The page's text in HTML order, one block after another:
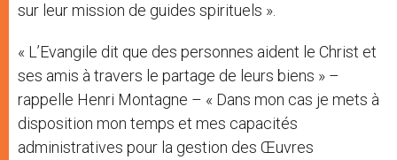
sur leur mission de guides spirituels ».
« L’Evangile dit que des personnes aident le Christ et
ses amis à travers le partage de leurs biens » –
rappelle Henri Montagne – « Dans mon cas je mets à
disposition mon temps et mes capacités
administratives pour la gestion des Œuvres